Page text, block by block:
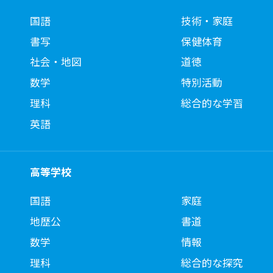
国語
書写
社会・地図
数学
理科
英語
技術・家庭
保健体育
道徳
特別活動
総合的な学習
高等学校
国語
地歴公
数学
理科
家庭
書道
情報
総合的な探究